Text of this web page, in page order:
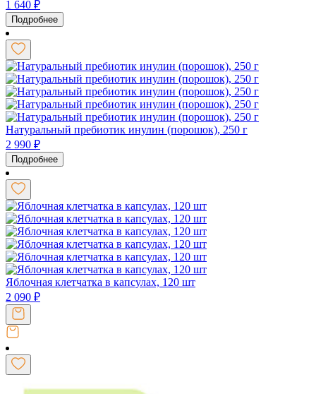
1 640 ₽
Подробнее
Натуральный пребиотик инулин (порошок), 250 г
2 990 ₽
Подробнее
Яблочная клетчатка в капсулах, 120 шт
2 090 ₽